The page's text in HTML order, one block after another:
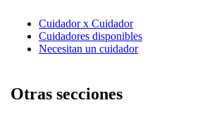
Cuidador x Cuidador
Cuidadores disponibles
Necesitan un cuidador
Otras secciones